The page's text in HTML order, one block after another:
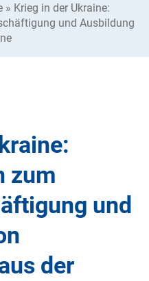
» Krieg in der Ukraine:
und Ausbildung
zum
und
der